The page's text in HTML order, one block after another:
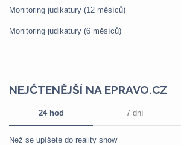
Monitoring judikatury (12 měsíců)
Monitoring judikatury (6 měsíců)
NEJČTENĚJŠÍ NA EPRAVO.CZ
24 hod 7 dní
Než se upíšete do reality show